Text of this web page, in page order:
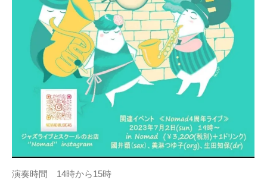
演奏時間 14時から15時